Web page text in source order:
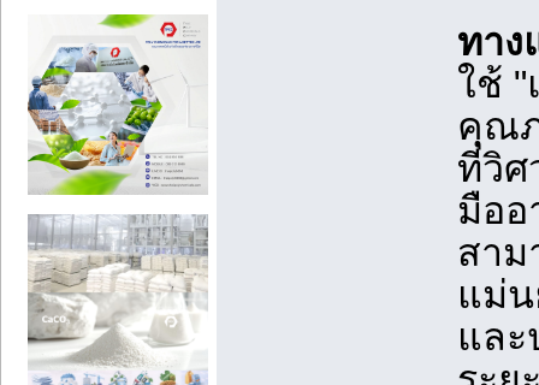
ทาง
ใช้ "
คุณ
ที่วิศ
มืออ
สาม
แม่น
แล